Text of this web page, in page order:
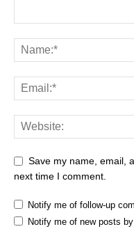
Save my name, email,
next time I comment.
Notify me of follow-up
Notify me of new posts by